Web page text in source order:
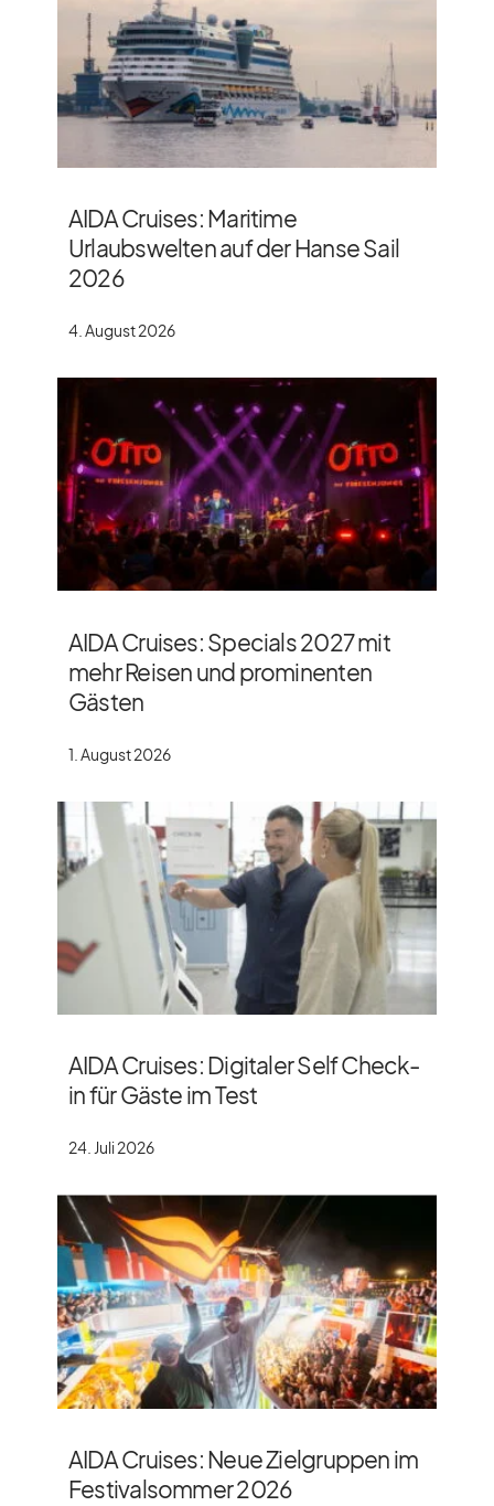
AIDA Cruises: Maritime
Urlaubswelten auf der Hanse Sail
2026
4. August 2026
AIDA Cruises: Specials 2027 mit
mehr Reisen und prominenten
Gästen
1. August 2026
AIDA Cruises: Digitaler Self Check-
in für Gäste im Test
24. Juli 2026
AIDA Cruises: Neue Zielgruppen im
Festivalsommer 2026